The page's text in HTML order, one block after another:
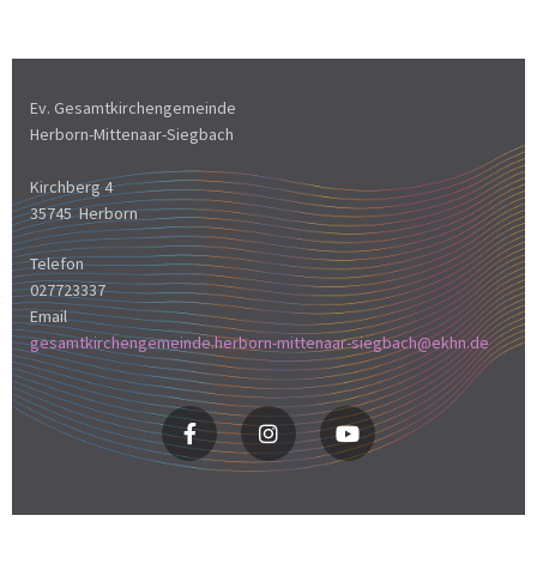
Ev. Gesamtkirchengemeinde
Herborn-Mittenaar-Siegbach
Kirchberg 4
35745 Herborn
Telefon
027723337
Email
gesamtkirchengemeinde.herborn-mittenaar-siegbach@ekhn.de